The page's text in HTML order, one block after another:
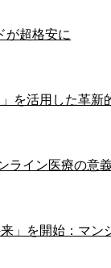
が超格安に
を活用した革新
ライン医療の意
」を開始：マン